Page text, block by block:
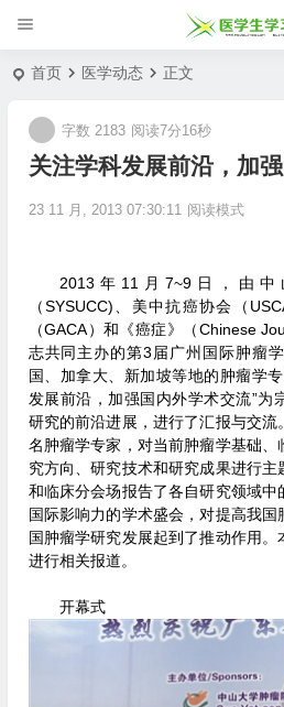
首页 医学动态 正文
关注学科发展前沿，加
23 11 月, 2013 07:30:11
字数 2183 阅读7分16秒
阅读模式
2013年11月7~9日，由
（SYSUCC)、美中抗癌协会（
（GACA）和《癌症》（Chinese
志共同主办的第3届广州国际肿瘤
国、加拿大、新加坡等地的肿瘤学
发展前沿，加强国内外学术交流”为
研究的前沿进展，进行了汇报与交
名肿瘤学专家，对当前肿瘤学基础
究方向、研究技术和研究成果进行
和临床分会场报告了各自研究领域
国际影响力的学术盛会，对提高我
国肿瘤学研究发展起到了推动作用
进行相关报道。
开幕式